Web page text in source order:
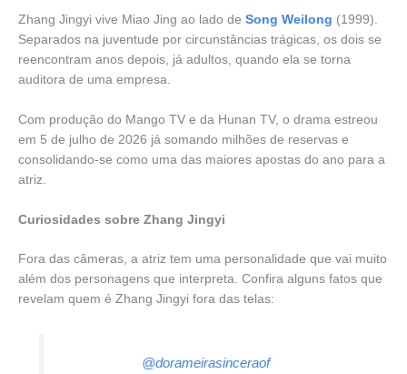
Zhang Jingyi vive Miao Jing ao lado de Song Weilong (1999).
Separados na juventude por circunstâncias trágicas, os dois se
reencontram anos depois, já adultos, quando ela se torna
auditora de uma empresa.
Com produção do Mango TV e da Hunan TV, o drama estreou
em 5 de julho de 2026 já somando milhões de reservas e
consolidando-se como uma das maiores apostas do ano para a
atriz.
Curiosidades sobre Zhang Jingyi
Fora das câmeras, a atriz tem uma personalidade que vai muito
além dos personagens que interpreta. Confira alguns fatos que
revelam quem é Zhang Jingyi fora das telas:
@dorameirasinceraof